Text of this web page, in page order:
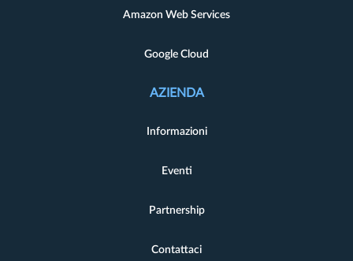
Amazon Web Services
Google Cloud
AZIENDA
Informazioni
Eventi
Partnership
Contattaci